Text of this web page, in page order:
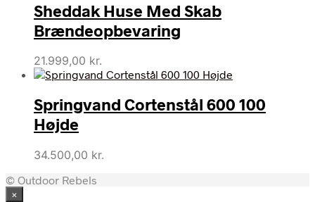
Sheddak Huse Med Skab
Brændeopbevaring
21.999,00 kr.
Springvand Cortenstål 600 100
Højde
34.500,00 kr.
© Outdoor Rebels
×